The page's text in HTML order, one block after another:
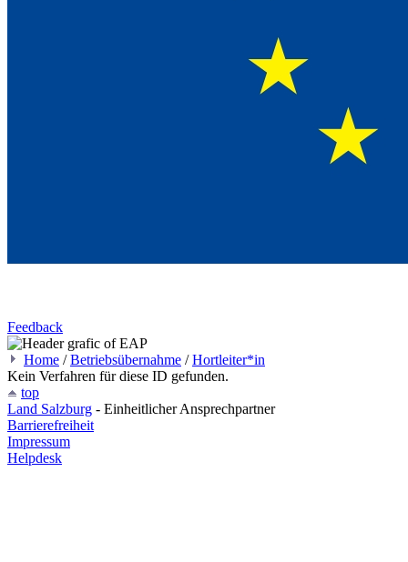
Feedback
Home /Betriebsübernahme /Hortleiter*in
Kein Verfahren für diese ID gefunden.
top
Land Salzburg - Einheitlicher Ansprechpartner
Barrierefreiheit
Impressum
Helpdesk